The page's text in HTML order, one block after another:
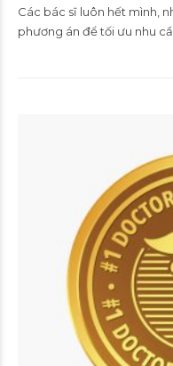
Các bác sĩ luôn hết mình,
phương án để tối ưu nhu